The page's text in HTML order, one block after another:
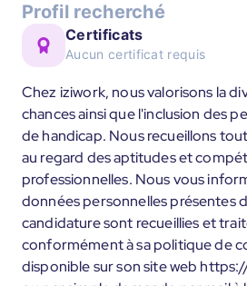
Profil recherché
Certificats
Aucun certificat requis
Chez iziwork, nous valorisons la
chances ainsi que l'inclusion des
de handicap. Nous recueillons
au regard des aptitudes et
professionnelles. Nous vous
données personnelles présentes
candidature sont recueillies et
conformément à sa politique de
disponible sur son site web